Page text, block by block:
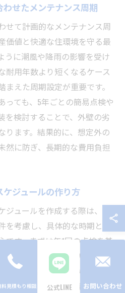
せたメンテナンス周期
せて計画的なメンテナンス周
価値と快適な住環境を守る最
うに潮風や降雨の影響を受け
耐用年数より短くなるケース
えた周期設定が重要です。
っても、5年ごとの簡易点検や
を検討することで、外壁の劣
ります。結果的に、想定外の
然に防ぎ、長期的な費用負担
ジュールの作り方
ュールを作成する際は、耐
考慮し、具体的な時期と内
です。まずは年1回の点検を基
、チョーキング（白い粉状の
す。不具合が見つかった場
要に応じて部分的な再塗装も
公式LINE お問い合わせ